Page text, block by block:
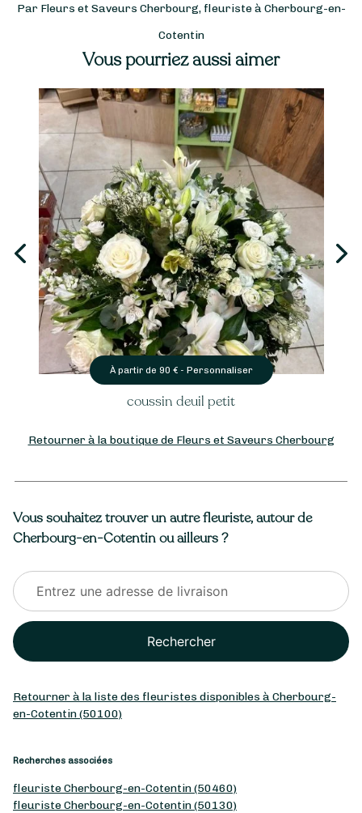
Par Fleurs et Saveurs Cherbourg, fleuriste à Cherbourg-en-
Cotentin
Vous pourriez aussi aimer
À partir de 90 € - Personnaliser
coussin deuil petit
Retourner à la boutique de Fleurs et Saveurs Cherbourg
Vous souhaitez trouver un autre fleuriste, autour de
Cherbourg-en-Cotentin ou ailleurs ?
Rechercher
Retourner à la liste des fleuristes disponibles à Cherbourg-
en-Cotentin (50100)
Recherches associées
fleuriste Cherbourg-en-Cotentin (50460)
fleuriste Cherbourg-en-Cotentin (50130)